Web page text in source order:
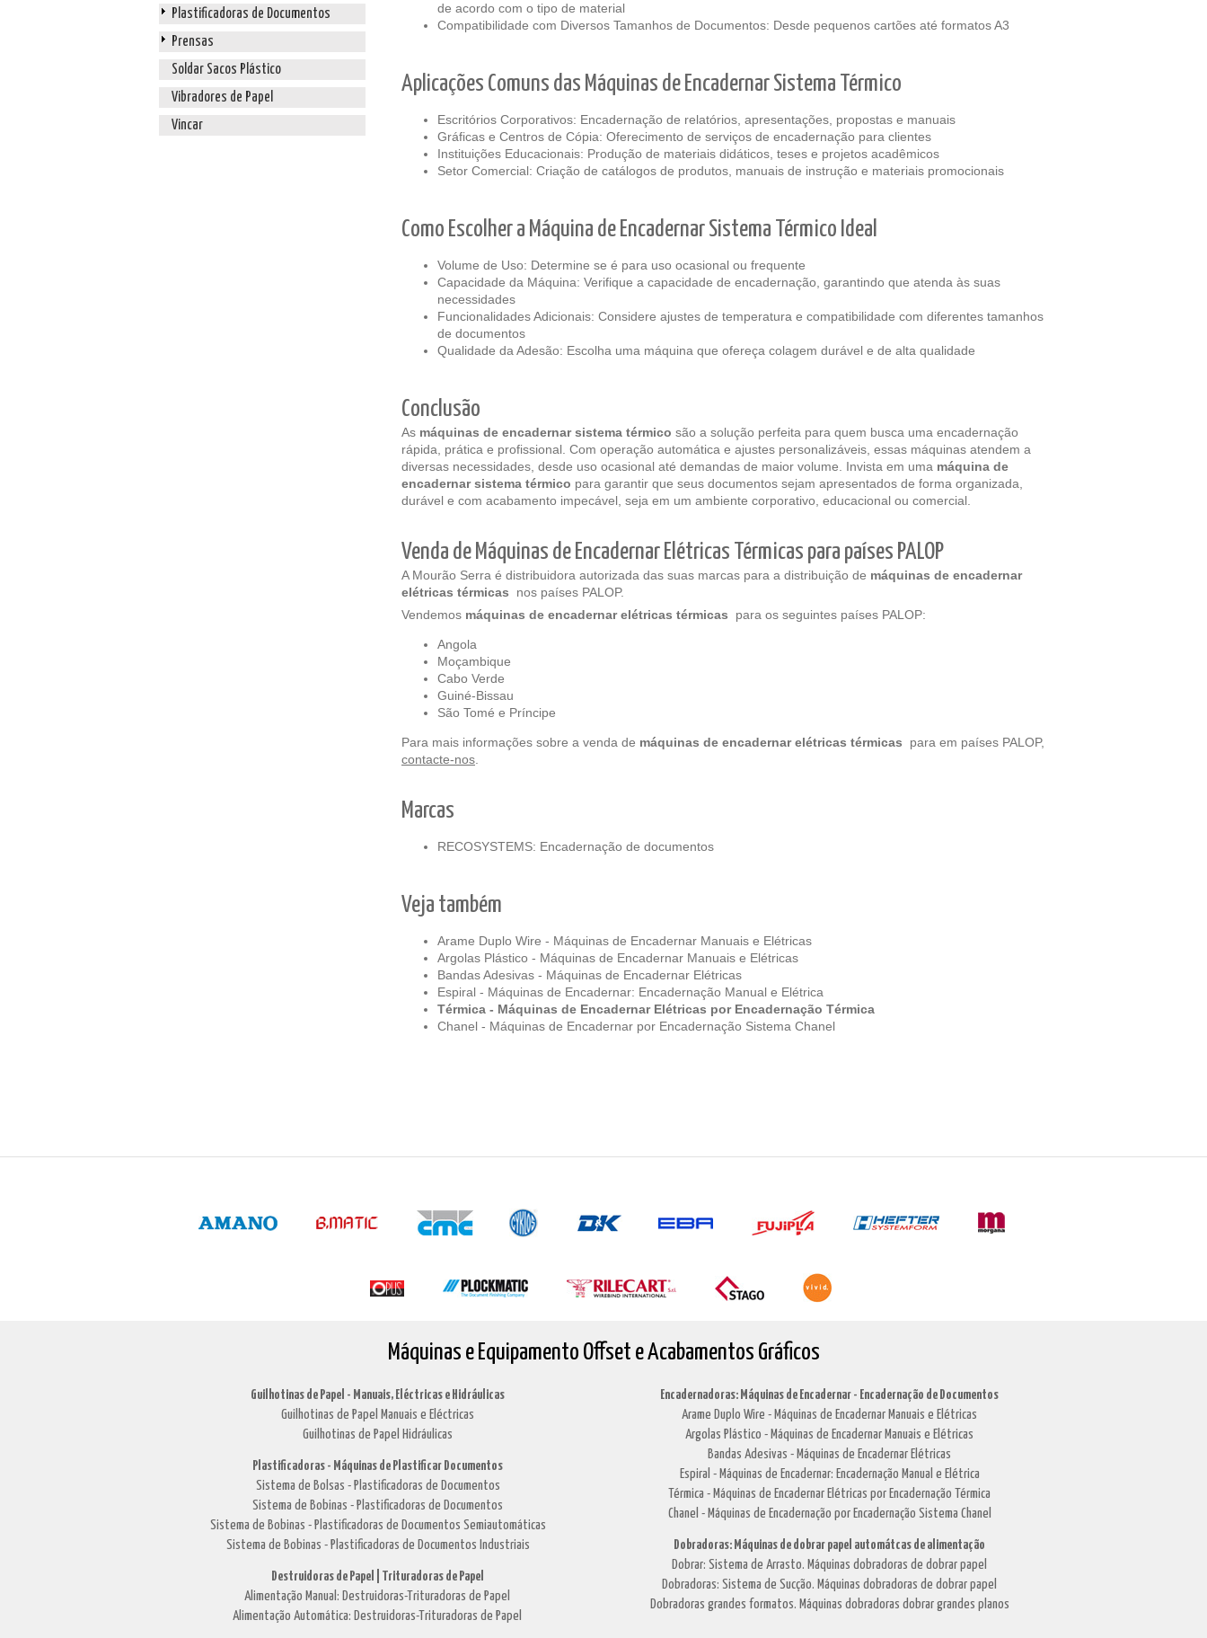
Plastificadoras de Documentos
Prensas
Soldar Sacos Plástico
Vibradores de Papel
Vincar
de acordo com o tipo de material
Compatibilidade com Diversos Tamanhos de Documentos: Desde pequenos cartões até formatos A3
Aplicações Comuns das Máquinas de Encadernar Sistema Térmico
Escritórios Corporativos: Encadernação de relatórios, apresentações, propostas e manuais
Gráficas e Centros de Cópia: Oferecimento de serviços de encadernação para clientes
Instituições Educacionais: Produção de materiais didáticos, teses e projetos acadêmicos
Setor Comercial: Criação de catálogos de produtos, manuais de instrução e materiais promocionais
Como Escolher a Máquina de Encadernar Sistema Térmico Ideal
Volume de Uso: Determine se é para uso ocasional ou frequente
Capacidade da Máquina: Verifique a capacidade de encadernação, garantindo que atenda às suas
necessidades
Funcionalidades Adicionais: Considere ajustes de temperatura e compatibilidade com diferentes tamanhos
de documentos
Qualidade da Adesão: Escolha uma máquina que ofereça colagem durável e de alta qualidade
Conclusão
As máquinas de encadernar sistema térmico são a solução perfeita para quem busca uma encadernação
rápida, prática e profissional. Com operação automática e ajustes personalizáveis, essas máquinas atendem a
diversas necessidades, desde uso ocasional até demandas de maior volume. Invista em uma máquina de
encadernar sistema térmico para garantir que seus documentos sejam apresentados de forma organizada,
durável e com acabamento impecável, seja em um ambiente corporativo, educacional ou comercial.
Venda de Máquinas de Encadernar Elétricas Térmicas para países PALOP
A Mourão Serra é distribuidora autorizada das suas marcas para a distribuição de máquinas de encadernar
elétricas térmicas
nos países PALOP.
Vendemos máquinas de encadernar elétricas térmicas para os seguintes países PALOP:
Angola
Moçambique
Cabo Verde
Guiné-Bissau
São Tomé e Príncipe
Para mais informações sobre a venda de máquinas de encadernar elétricas térmicas
para em países PALOP,
contacte-nos
Marcas
RECOSYSTEMS: Encadernação de documentos
Veja também
Arame Duplo Wire - Máquinas de Encadernar Manuais e Elétricas
Argolas Plástico - Máquinas de Encadernar Manuais e Elétricas
Bandas Adesivas - Máquinas de Encadernar Elétricas
Espiral - Máquinas de Encadernar: Encadernação Manual e Elétrica
Térmica - Máquinas de Encadernar Elétricas por Encadernação Térmica
Chanel - Máquinas de Encadernar por Encadernação Sistema Chanel
Máquinas e Equipamento Offset e Acabamentos Gráficos
Guilhotinas de Papel - Manuais, Eléctricas e Hidráulicas
Guilhotinas de Papel Manuais e Eléctricas
Guilhotinas de Papel Hidráulicas
Plastificadoras - Máquinas de Plastificar Documentos
Sistema de Bolsas - Plastificadoras de Documentos
Sistema de Bobinas - Plastificadoras de Documentos
Sistema de Bobinas - Plastificadoras de Documentos Semiautomáticas
Sistema de Bobinas - Plastificadoras de Documentos Industriais
Destruidoras de Papel | Trituradoras de Papel
Alimentação Manual: Destruidoras-Trituradoras de Papel
Alimentação Automática: Destruidoras-Trituradoras de Papel
Encadernadoras: Máquinas de Encadernar - Encadernação de Documentos
Arame Duplo Wire - Máquinas de Encadernar Manuais e Elétricas
Argolas Plástico - Máquinas de Encadernar Manuais e Elétricas
Bandas Adesivas - Máquinas de Encadernar Elétricas
Espiral - Máquinas de Encadernar: Encadernação Manual e Elétrica
Térmica - Máquinas de Encadernar Elétricas por Encadernação Térmica
Chanel - Máquinas de Encadernação por Encadernação Sistema Chanel
Dobradoras: Máquinas de dobrar papel automátcas de alimentação
Dobrar: Sistema de Arrasto. Máquinas dobradoras de dobrar papel
Dobradoras: Sistema de Sucção. Máquinas dobradoras de dobrar papel
Dobradoras grandes formatos. Máquinas dobradoras dobrar grandes planos